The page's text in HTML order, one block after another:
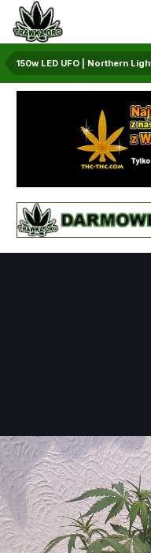
150w LED UFO | Northern